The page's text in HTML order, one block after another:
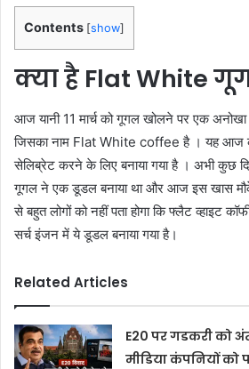
Contents [show]
क्या है Flat White
आज यानी 11 मार्च को गूगल खोलने पर एक
जिसका नाम Flat White coffee है । यह आज
सेलिब्रेट करने के लिए बनाया गया है । अभी कुछ
गूगल ने एक डूडल बनाया था और आज इस खास
से बहुत लोगों को नहीं पता होगा कि फ्लैट व्हाइट
सर्च इंजन में ये डूडल बनाया गया है।
Related Articles
E20 पर गडकरी को
मीडिया कंपनियों को